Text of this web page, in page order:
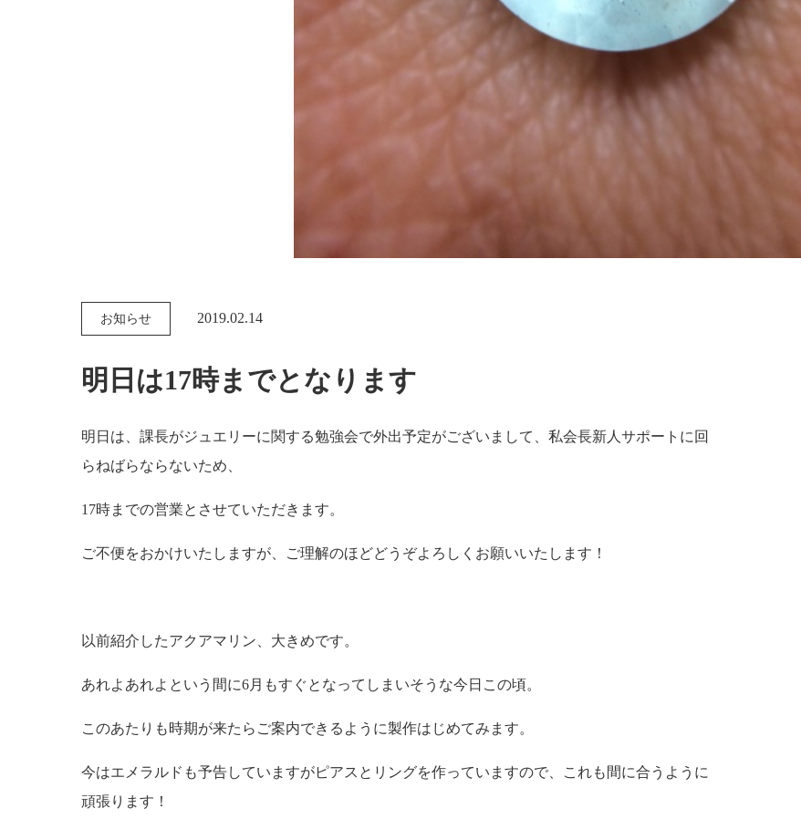
お知らせ 2019.02.14
明日は17時までとなります
明日は、課長がジュエリーに関する勉強会で外出予定がございまして、私会長新人サポートに回
らねばらならないため、
17時までの営業とさせていただきます。
ご不便をおかけいたしますが、ご理解のほどどうぞよろしくお願いいたします！
以前紹介したアクアマリン、大きめです。
あれよあれよという間に6月もすぐとなってしまいそうな今日この頃。
このあたりも時期が来たらご案内できるように製作はじめてみます。
今はエメラルドも予告していますがピアスとリングを作っていますので、これも間に合うように
頑張ります！